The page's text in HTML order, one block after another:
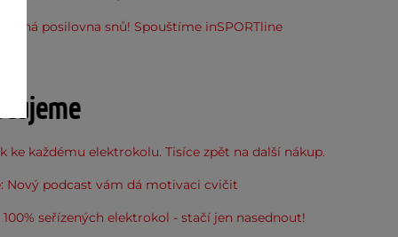
posilovna snů! Spouštíme inSPORTline
ke každému elektrokolu. Tisíce zpět na další nákup.
Nový podcast vám dá motivaci cvičit
100% seřízených elektrokol - stačí jen nasednout!